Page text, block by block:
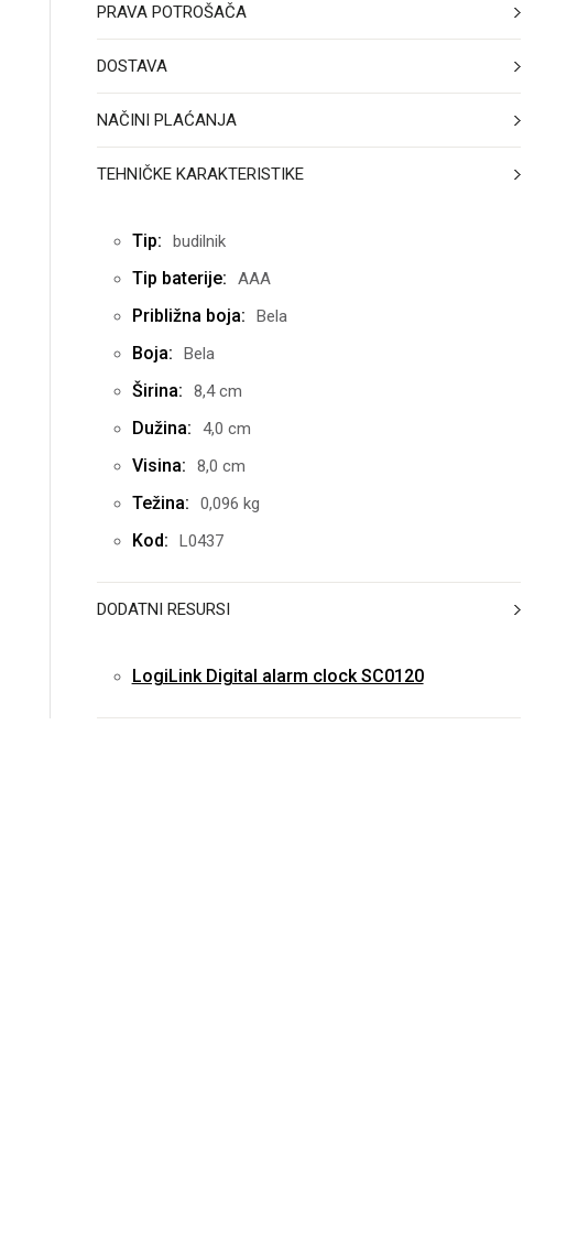
PRAVA POTROŠAČA
DOSTAVA
NAČINI PLAĆANJA
TEHNIČKE KARAKTERISTIKE
Tip: budilnik
Tip baterije: AAA
Približna boja: Bela
Boja: Bela
Širina: 8,4 cm
Dužina: 4,0 cm
Visina: 8,0 cm
Težina: 0,096 kg
Kod: L0437
DODATNI RESURSI
LogiLink Digital alarm clock SC0120